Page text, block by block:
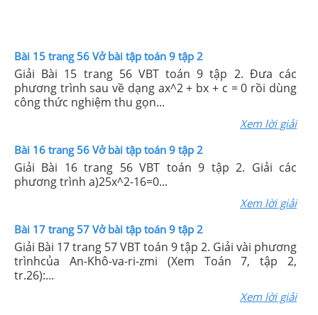
Bài 15 trang 56 Vở bài tập toán 9 tập 2
Giải Bài 15 trang 56 VBT toán 9 tập 2. Đưa các
phương trình sau về dạng ax^2 + bx + c = 0 rồi dùng
công thức nghiệm thu gọn...
Xem lời giải
Bài 16 trang 56 Vở bài tập toán 9 tập 2
Giải Bài 16 trang 56 VBT toán 9 tập 2. Giải các
phương trình a)25x^2-16=0...
Xem lời giải
Bài 17 trang 57 Vở bài tập toán 9 tập 2
Giải Bài 17 trang 57 VBT toán 9 tập 2. Giải vài phương
trìnhcủa An-Khô-va-ri-zmi (Xem Toán 7, tập 2,
tr.26):...
Xem lời giải